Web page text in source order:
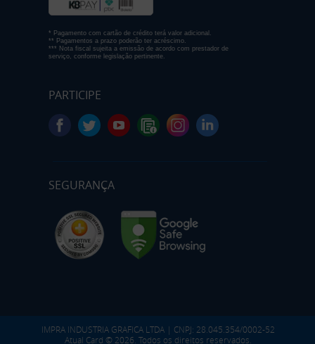
* Pagamento com cartão de crédito terá valor adicional.
** Pagamentos a prazo poderão ter acréscimo.
*** Nota fiscal sujeita a emissão de acordo com prestador de
serviço, conforme legislação pertinente.
PARTICIPE
SEGURANÇA
IMPRA INDUSTRIA GRAFICA LTDA | CNPJ: 28.045.354/0002-52
Atual Card © 2026. Todos os direitos reservados.